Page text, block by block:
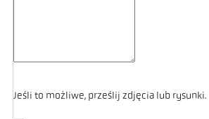
Jeśli to możliwe, prześlij zdjęcia lub rysunki.